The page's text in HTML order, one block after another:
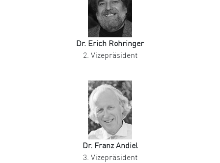
Dr. Erich Rohringer
2. Vizepräsident
Dr. Franz Andiel
3. Vizepräsident